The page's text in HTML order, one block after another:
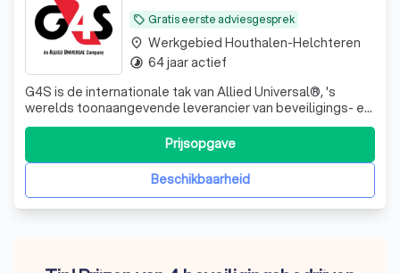
local_offer Gratis eerste adviesgesprek
G4S is de internationale tak van Allied Universal®, 's
werelds toonaangevende leverancier van beveiligings- en
facilitaire diensten en een vertrouwde partner voor meer
dan 400 van de Fortune 500-bedrijven. Het bedrijf levert
ongeëvenaarde klantrelaties, innovatieve oplossingen,
geavanceerde slimme tBeschikbaarheid
Prijsopgave
place Werkgebied Houthalen-Helchteren
timelapse 64 jaar actief